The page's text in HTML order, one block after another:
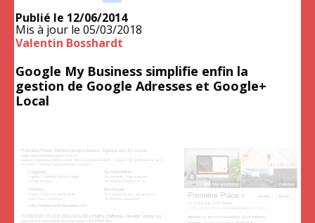
Publié le 12/06/2014
Mis à jour le 05/03/2018
Valentin Bosshardt
Google My Business simplifie enfin la
gestion de Google Adresses et Google+
Local